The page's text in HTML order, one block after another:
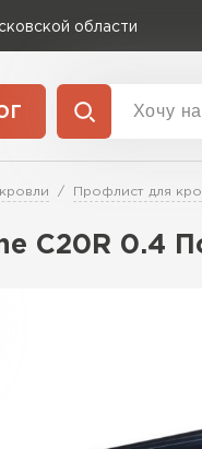
области
Профлист для
C20R 0.4